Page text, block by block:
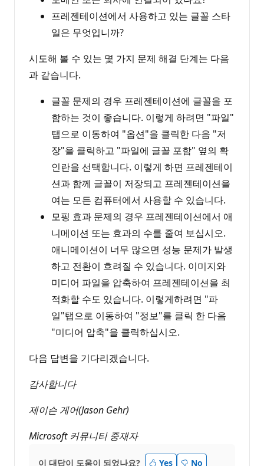
프레젠테이션에서 사용하고 있는 글꼴 스타
일은 무엇입니까?
시도해 볼 수 있는 몇 가지 문제 해결 단계는 다음
과 같습니다.
글꼴 문제의 경우 프레젠테이션에 글꼴을 포
함하는 것이 좋습니다. 이렇게 하려면 "파일"
탭으로 이동하여 "옵션"을 클릭한 다음 "저
장"을 클릭하고 "파일에 글꼴 포함" 옆의 확
인란을 선택합니다. 이렇게 하면 프레젠테이
션과 함께 글꼴이 저장되고 프레젠테이션을
여는 모든 컴퓨터에서 사용할 수 있습니다.
모핑 효과 문제의 경우 프레젠테이션에서 애
니메이션 또는 효과의 수를 줄여 보십시오.
애니메이션이 너무 많으면 성능 문제가 발생
하고 전환이 흐려질 수 있습니다. 이미지와
미디어 파일을 압축하여 프레젠테이션을 최
적화할 수도 있습니다. 이렇게하려면 "파
일"탭으로 이동하여 "정보"를 클릭 한 다음
"미디어 압축"을 클릭하십시오.
다음 답변을 기다리겠습니다.
감사합니다
제이슨 게어(Jason Gehr)
Microsoft 커뮤니티 중재자
이 대답이 도움이 되었나요? Yes No